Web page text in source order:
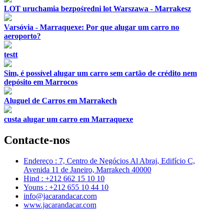
LOT uruchamia bezpośredni lot Warszawa - Marrakesz
Varsóvia - Marraquexe: Por que alugar um carro no
aeroporto?
testt
Sim, é possível alugar um carro sem cartão de crédito nem
depósito em Marrocos
Aluguel de Carros em Marrakech
custa alugar um carro em Marraquexe
Contacte-nos
Endereço : 7, Centro de Negócios Al Abraj, Edifício C,
Avenida 11 de Janeiro, Marrakech 40000
Hind : +212 662 15 10 10
Youns : +212 655 10 44 10
info@jacarandacar.com
www.jacarandacar.com